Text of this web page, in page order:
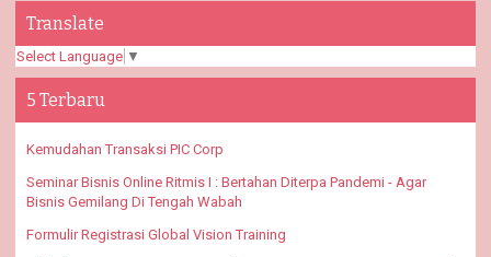
Translate
Select Language ▼
5 Terbaru
Kemudahan Transaksi PIC Corp
Seminar Bisnis Online Ritmis I : Bertahan Diterpa Pandemi - Agar
Bisnis Gemilang Di Tengah Wabah
Formulir Registrasi Global Vision Training